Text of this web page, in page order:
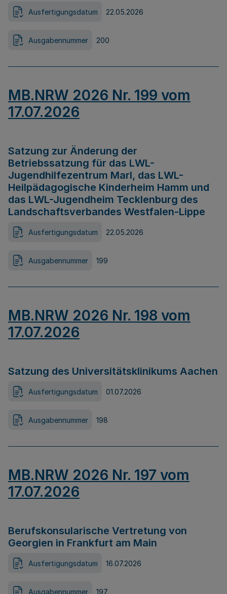
Ausfertigungsdatum 22.05.2026
Ausgabennummer 200
MB.NRW 2026 Nr. 199 vom
17.07.2026
Satzung zur Änderung der
Betriebssatzung für das LWL-
Jugendhilfezentrum Marl, das LWL-
Heilpädagogische Kinderheim Hamm und
das LWL-Jugendheim Tecklenburg des
Landschaftsverbandes Westfalen-Lippe
Ausfertigungsdatum 22.05.2026
Ausgabennummer 199
MB.NRW 2026 Nr. 198 vom
17.07.2026
Satzung des Universitätsklinikums Aachen
Ausfertigungsdatum 01.07.2026
Ausgabennummer 198
MB.NRW 2026 Nr. 197 vom
17.07.2026
Berufskonsularische Vertretung von
Georgien in Frankfurt am Main
Ausfertigungsdatum 16.07.2026
Ausgabennummer 197